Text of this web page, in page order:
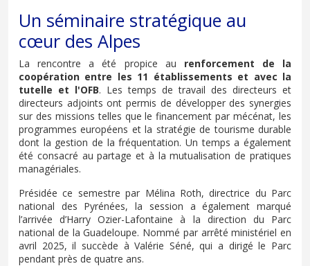
Un séminaire stratégique au
cœur des Alpes
La rencontre a été propice au renforcement de la
coopération entre les 11 établissements et avec la
tutelle et l'OFB. Les temps de travail des directeurs et
directeurs adjoints ont permis de développer des synergies
sur des missions telles que le financement par mécénat, les
programmes européens et la stratégie de tourisme durable
dont la gestion de la fréquentation. Un temps a également
été consacré au partage et à la mutualisation de pratiques
managériales.
Présidée ce semestre par Mélina Roth, directrice du Parc
national des Pyrénées, la session a également marqué
l’arrivée d’Harry Ozier-Lafontaine à la direction du Parc
national de la Guadeloupe. Nommé par arrêté ministériel en
avril 2025, il succède à Valérie Séné, qui a dirigé le Parc
pendant près de quatre ans.